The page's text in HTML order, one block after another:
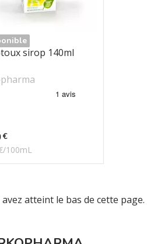
sirop 140ml
€
100mL
atteint le bas de cette page.